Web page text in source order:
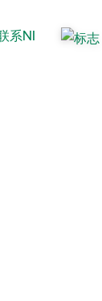
系NI